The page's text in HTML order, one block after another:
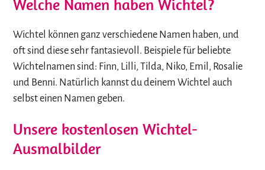
Welche Namen haben Wichtel?
Wichtel können ganz verschiedene Namen haben, und
oft sind diese sehr fantasievoll. Beispiele für beliebte
Wichtelnamen sind: Finn, Lilli, Tilda, Niko, Emil, Rosalie
und Benni. Natürlich kannst du deinem Wichtel auch
selbst einen Namen geben.
Unsere kostenlosen Wichtel-
Ausmalbilder